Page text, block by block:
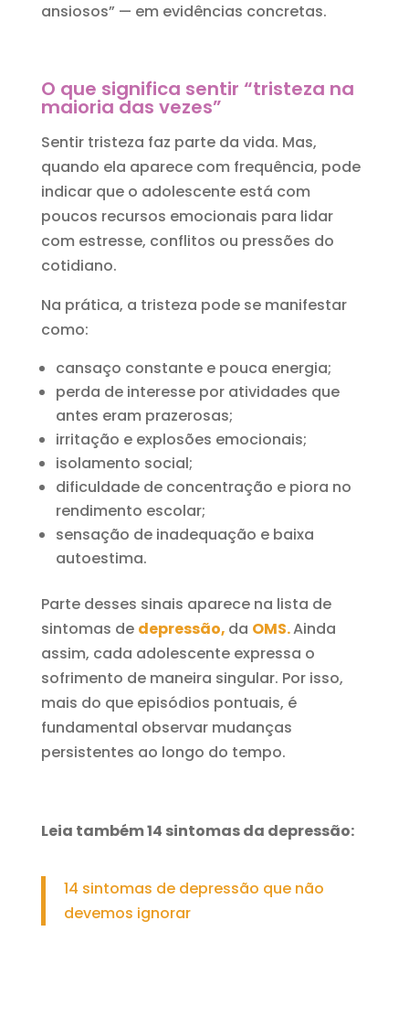
ansiosos” — em evidências concretas.
O que significa sentir “tristeza na
maioria das vezes”
Sentir tristeza faz parte da vida. Mas,
quando ela aparece com frequência, pode
indicar que o adolescente está com
poucos recursos emocionais para lidar
com estresse, conflitos ou pressões do
cotidiano.
Na prática, a tristeza pode se manifestar
como:
cansaço constante e pouca energia;
perda de interesse por atividades que
antes eram prazerosas;
irritação e explosões emocionais;
isolamento social;
dificuldade de concentração e piora no
rendimento escolar;
sensação de inadequação e baixa
autoestima.
Parte desses sinais aparece na lista de
sintomas de depressão, da OMS.Ainda
assim, cada adolescente expressa o
sofrimento de maneira singular. Por isso,
mais do que episódios pontuais, é
fundamental observar mudanças
persistentes ao longo do tempo.
Leia também 14 sintomas da depressão:
14 sintomas de depressão que não
devemos ignorar